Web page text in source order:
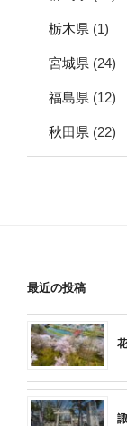
栃木県 (1)
宮城県 (24)
福島県 (12)
秋田県 (22)
最近の投稿